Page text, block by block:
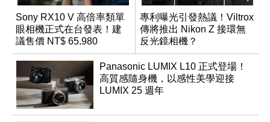
Sony RX10 V 高倍率類單
眼相機正式在台發表！建
議售價 NT$ 65,980
專利曝光引發熱議！Viltrox
傳將推出 Nikon Z 接環無
反光鏡相機？
Panasonic LUMIX L10 正式登場！
高質感隨身機，以感性美學迎接
LUMIX 25 週年